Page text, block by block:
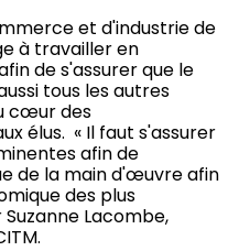
et d'industrie de
à travailler en
de s'assurer que le
tous les autres
cœur des
élus. « Il faut s'assurer
afin de
de la main d'œuvre afin
des plus
Lacombe,